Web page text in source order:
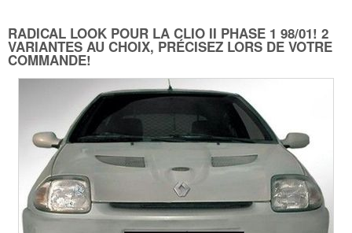
RADICAL LOOK POUR LA CLIO II PHASE 1 98/01! 2
VARIANTES AU CHOIX, PRÉCISEZ LORS DE VOTRE
COMMANDE!